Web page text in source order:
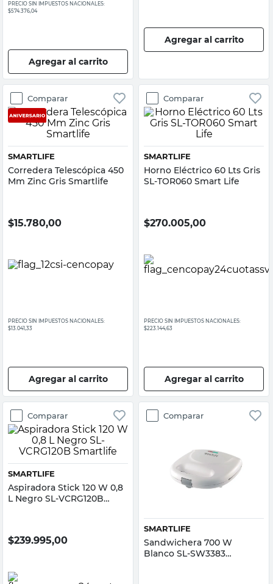
PRECIO SIN IMPUESTOS NACIONALES:
$574.376,04
Agregar al carrito
Agregar al carrito
Comparar
SMARTLIFE
Corredera Telescópica 450
Mm Zinc Gris Smartlife
$15.780,00
PRECIO SIN IMPUESTOS NACIONALES:
$13.041,33
Agregar al carrito
Comparar
SMARTLIFE
Horno Eléctrico 60 Lts Gris
SL-TOR060 Smart Life
$270.005,00
PRECIO SIN IMPUESTOS NACIONALES:
$223.144,63
Agregar al carrito
Comparar
SMARTLIFE
Aspiradora Stick 120 W 0,8
L Negro SL-VCRG120B
$239.995,00
Comparar
SMARTLIFE
Sandwichera 700 W
Blanco SL-SW3383